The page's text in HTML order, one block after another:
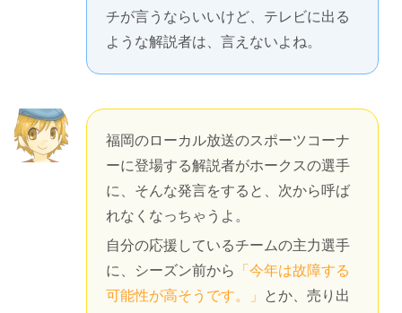
チが言うならいいけど、テレビに出る
ような解説者は、言えないよね。
福岡のローカル放送のスポーツコーナ
ーに登場する解説者がホークスの選手
に、そんな発言をすると、次から呼ば
れなくなっちゃうよ。
自分の応援しているチームの主力選手
に、シーズン前から
「今年は故障する
可能性が高そうです。」
とか、売り出